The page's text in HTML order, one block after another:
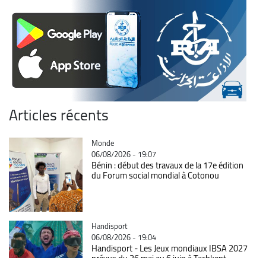
Articles récents
Catégorie
Monde
06/08/2026 - 19:07
Bénin : début des travaux de la 17e édition
du Forum social mondial à Cotonou
Catégorie
Handisport
06/08/2026 - 19:04
Handisport - Les Jeux mondiaux IBSA 2027